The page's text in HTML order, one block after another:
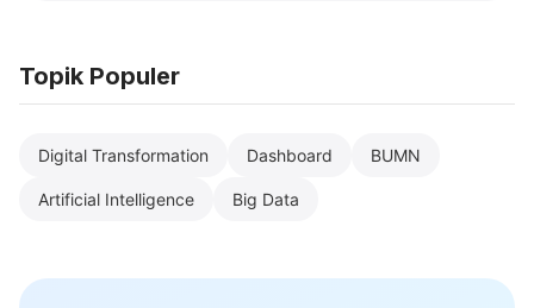
Topik Populer
Digital Transformation Dashboard BUMN
Artificial Intelligence Big Data